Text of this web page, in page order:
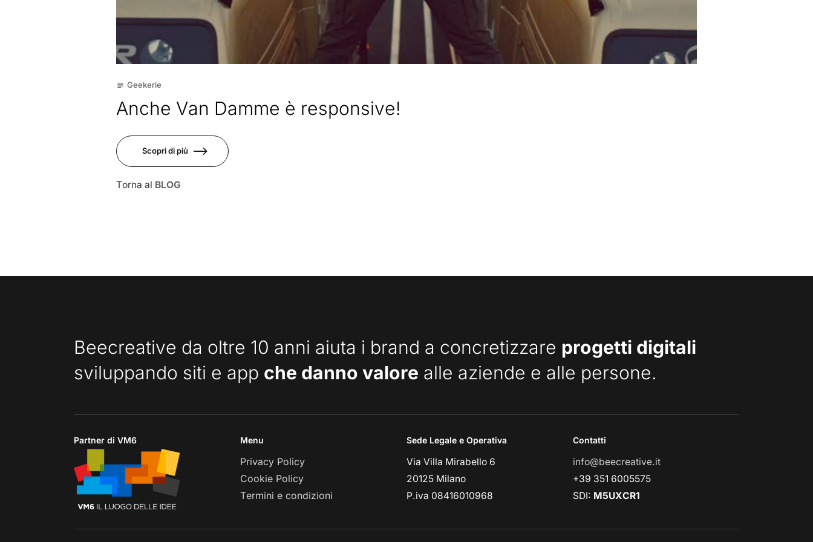
subject Geekerie
Anche Van Damme è responsive!
Scopri di più
Torna al BLOG
Beecreative da oltre 10 anni aiuta i brand a concretizzare progetti digitali
sviluppando siti e app che danno valore alle aziende e alle persone.
Partner di VM6 Menu
Privacy Policy
Cookie Policy
Termini e condizioni
Sede Legale e Operativa
Via Villa Mirabello 6
20125 Milano
P.iva 08416010968
Contatti
info@beecreative.it
+39 351 6005575
SDI: M5UXCR1